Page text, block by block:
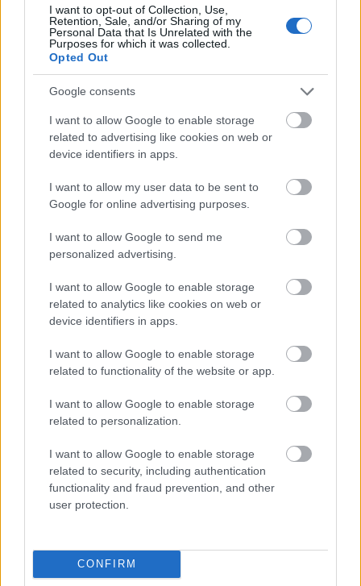
I want to opt-out of Collection, Use,
Retention, Sale, and/or Sharing of my
Personal Data that Is Unrelated with the
Purposes for which it was collected.
Opted Out
Google consents
I want to allow Google to enable storage
related to advertising like cookies on web or
device identifiers in apps.
I want to allow my user data to be sent to
Google for online advertising purposes.
I want to allow Google to send me
personalized advertising.
I want to allow Google to enable storage
related to analytics like cookies on web or
device identifiers in apps.
I want to allow Google to enable storage
related to functionality of the website or app.
I want to allow Google to enable storage
related to personalization.
I want to allow Google to enable storage
related to security, including authentication
functionality and fraud prevention, and other
user protection.
CONFIRM
αντιπρόεδρός της κυβέρνησης.
Ακολουθήστε τοinsider.gr στο Google News
πρώτοι όλες τιςειδήσειςαπό την Ελλάδα και τον κόσμο.